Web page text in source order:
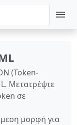
(Token-
Μετατρέψτε
σε
μορφή για